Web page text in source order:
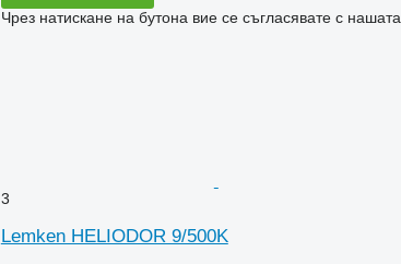
Чрез натискане на бутона вие се съгласявате с нашата
3
Lemken HELIODOR 9/500K